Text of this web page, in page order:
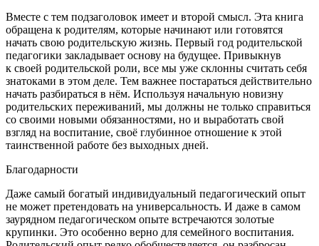
Вместе с тем подзаголовок имеет и второй смысл. Эта книга
обращена к родителям, которые начинают или готовятся
начать свою родительскую жизнь. Первый год родительской
педагогики закладывает основу на будущее. Привыкнув
к своей родительской роли, все мы уже склонны считать себя
знатоками в этом деле. Тем важнее постараться действительно
начать разбираться в нём. Используя начальную новизну
родительских переживаний, мы должны не только справиться
со своими новыми обязанностями, но и выработать свой
взгляд на воспитание, своё глубинное отношение к этой
таинственной работе без выходных дней.
Благодарности
Даже самый богатый индивидуальный педагогический опыт
не может претендовать на универсальность. И даже в самом
заурядном педагогическом опыте встречаются золотые
крупинки. Это особенно верно для семейного воспитания.